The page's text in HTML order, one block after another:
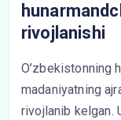
rivojlanishi
O’zbekistonning
madaniyatning
rivojlanib kelgan.